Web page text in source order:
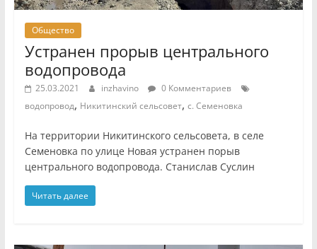
Общество
Устранен прорыв центрального
водопровода
25.03.2021 inzhavino
0 Комментариев
водопровод, Никитинский сельсовет, с. Семеновка
На территории Никитинского сельсовета, в селе
Семеновка по улице Новая устранен порыв
центрального водопровода. Станислав Суслин
Читать далее